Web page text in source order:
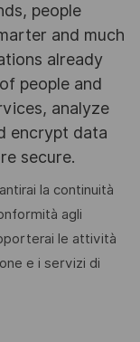
people
and much
already
people and
analyze
encrypt data
secure.
la continuità
agli
le attività
e i servizi di